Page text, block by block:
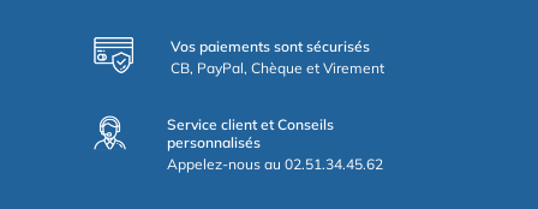
Vos paiements sont sécurisés
CB, PayPal, Chèque et Virement
Service client et Conseils
personnalisés
Appelez-nous au 02.51.34.45.62